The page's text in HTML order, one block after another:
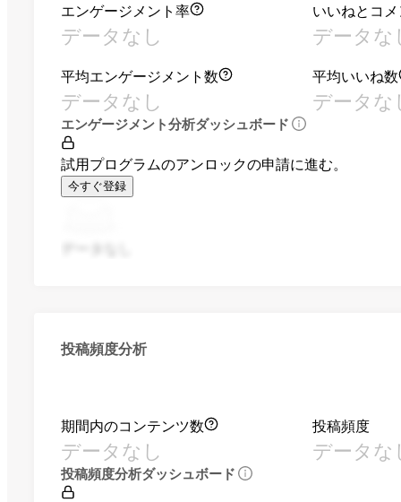
エンゲージメント率
データなし
いいねとコ
データな
平均エンゲージメント数
データなし
平均いいね数
データな
エンゲージメント分析ダッシュボード
試用プログラムのアンロックの申請に進む。
今すぐ登録
投稿頻度分析
期間内のコンテンツ数
データなし
投稿頻度
データな
投稿頻度分析ダッシュボード